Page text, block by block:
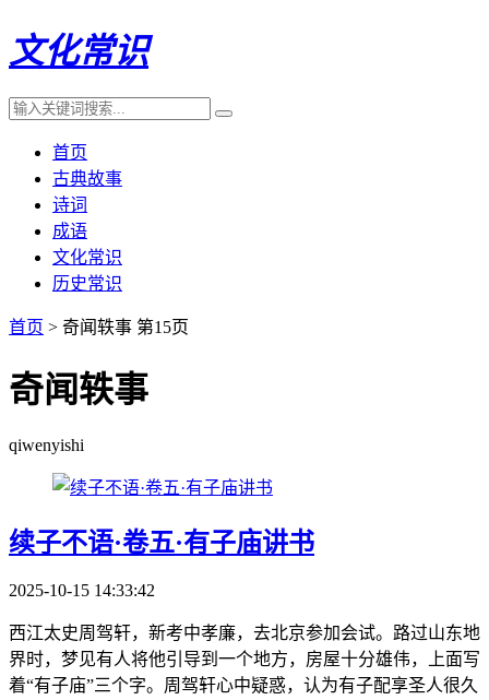
文化常识
首页
古典故事
诗词
成语
文化常识
历史常识
首页 > 奇闻轶事 第15页
奇闻轶事
qiwenyishi
续子不语·卷五·有子庙讲书
2025-10-15 14:33:42
西江太史周驾轩，新考中孝廉，去北京参加会试。路过山东地
界时，梦见有人将他引导到一个地方，房屋十分雄伟，上面写
着“有子庙”三个字。周驾轩心中疑惑，认为有子配享圣人很久